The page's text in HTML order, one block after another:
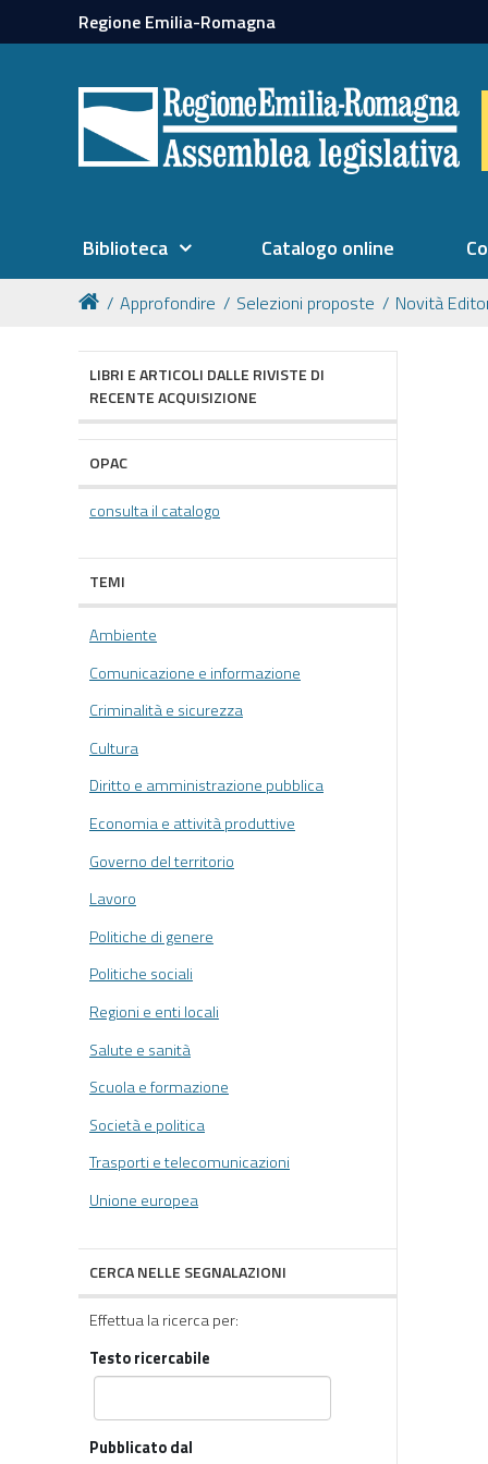
Regione Emilia-Romagna
Biblioteca Catalogo online
Approfondire Selezioni proposte Novità
LIBRI E ARTICOLI DALLE RIVISTE DI
RECENTE ACQUISIZIONE
OPAC
consulta il catalogo
TEMI
Ambiente
Comunicazione e informazione
Criminalità e sicurezza
Cultura
Diritto e amministrazione pubblica
Economia e attività produttive
Governo del territorio
Lavoro
Politiche di genere
Politiche sociali
Regioni e enti locali
Salute e sanità
Scuola e formazione
Società e politica
Trasporti e telecomunicazioni
Unione europea
CERCA NELLE SEGNALAZIONI
Effettua la ricerca per:
Testo ricercabile
Pubblicato dal